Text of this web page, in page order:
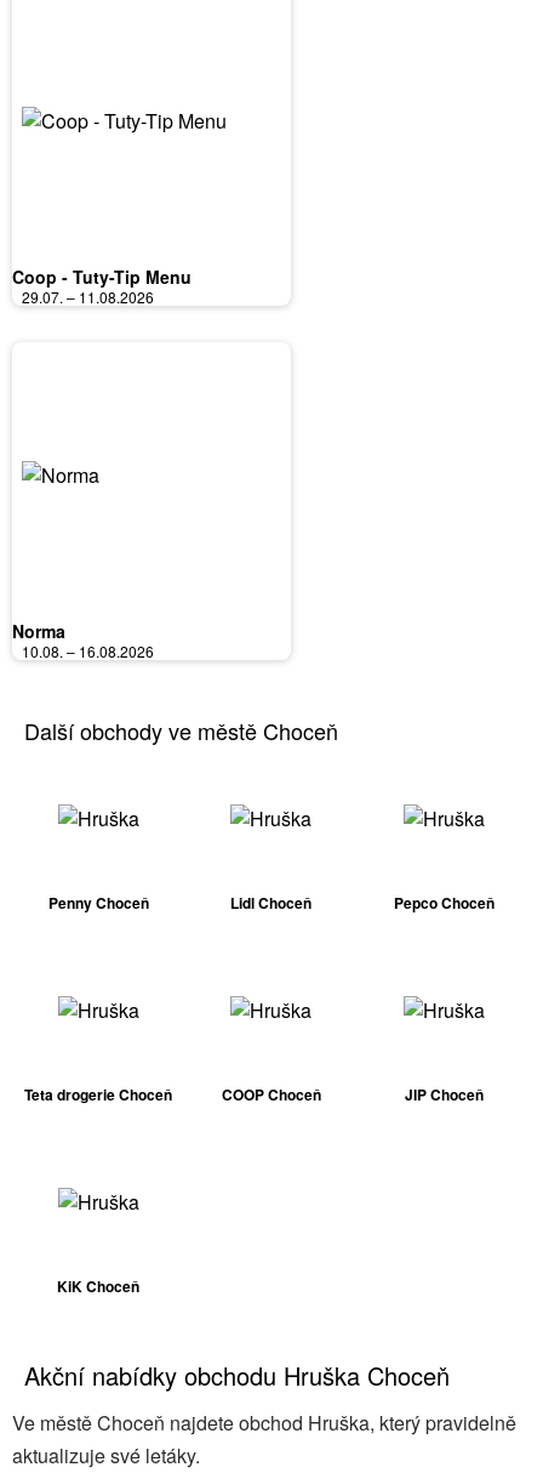
Coop - Tuty-Tip Menu
29.07. – 11.08.2026
Norma
10.08. – 16.08.2026
Další obchody ve městě Choceň
Penny Choceň Lidl Choceň Pepco Choceň
Teta drogerie Choceň COOP Choceň JIP Choceň
KiK Choceň
Akční nabídky obchodu Hruška Choceň
Ve městě Choceň najdete obchod Hruška, který pravidelně
aktualizuje své letáky.